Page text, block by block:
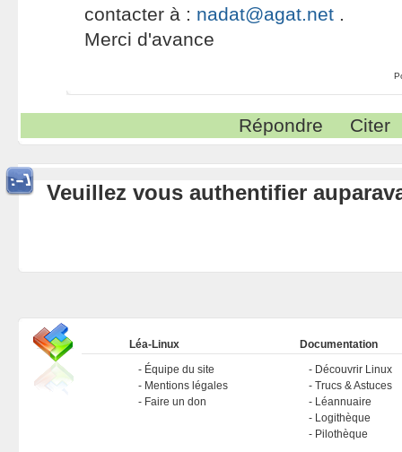
contacter à : nadat@agat.net.
Merci d'avance
Répondre Citer
Veuillez vous authentifier
Léa-Linux
Équipe du site
Mentions légales
Faire un don
Documentation
Découvrir Linux
Trucs & Astuces
Léannuaire
Logithèque
Pilothèque